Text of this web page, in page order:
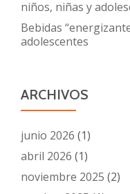
niños, niñas y
Bebidas
adolescentes
ARCHIVOS
junio 2026 (1)
abril 2026 (1)
noviembre 2025 (2)